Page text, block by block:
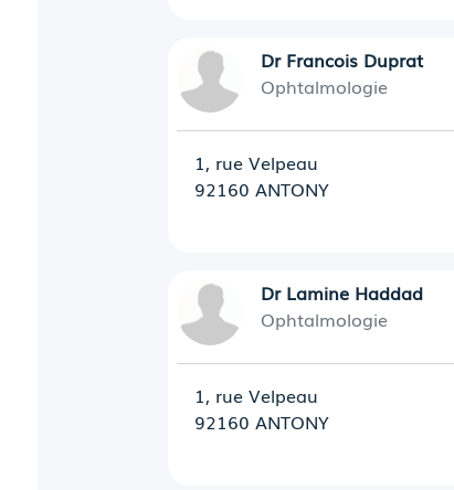
Dr Francois Duprat
Ophtalmologie
1, rue Velpeau
92160 ANTONY
Dr Lamine Haddad
Ophtalmologie
1, rue Velpeau
92160 ANTONY